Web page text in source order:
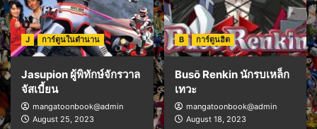
J การ์ตูนในตำนาน
Jasupion ผู้พิทักษ์จักรวาล
จัสเบี้ยน
mangatoonbook@admin
August 25, 2023
B การ์ตูนฮิต
Busō Renkin นักรบเหล็ก
เทวะ
mangatoonbook@admin
August 18, 2023